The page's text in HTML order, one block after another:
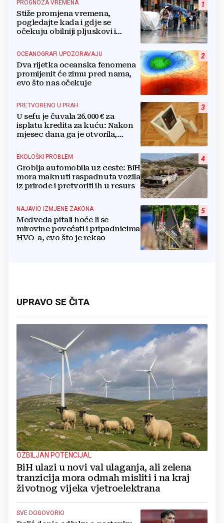
1
PROGNOZA VREMENA
Stiže promjena vremena,
pogledajte kada i gdje se
očekuju obilniji pljuskovi i
2
OCEANOGRAFI UPOZORAVAJU
Dva rijetka oceanska fenomena
promijenit će zimu pred nama,
evo što nas očekuje
3
PRETVORENO U PRAH
U sefu je čuvala 26.000 € za
isplatu kredita za kuću: Nakon
mjesec dana ga je otvorila,
4
EKOLOŠKI PROBLEM
Groblja automobila uz ceste: BiH
mora maknuti raspadnuta vozila
iz prirode i pretvoriti ih u resurs
5
NAJAVIO IZMJENE ZAKONA
Medveda pitali hoće li se
mirovine povećati i pripadnicima
HVO-a, evo što je rekao
UPRAVO SE ČITA
OZBILJAN POTENCIJAL
BiH ulazi u novi val ulaganja, ali zelena
tranzicija mora odmah misliti i na kraj
životnog vijeka vjetroelektrana
SVE DOGOVORIO